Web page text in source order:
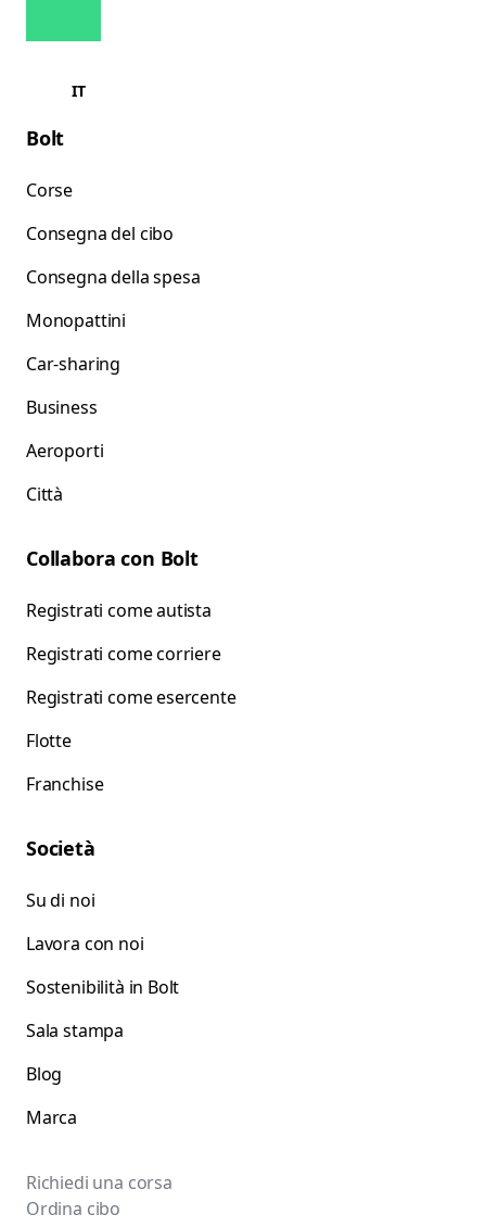
IT
Bolt
Corse
Consegna del cibo
Consegna della spesa
Monopattini
Car-sharing
Business
Aeroporti
Città
Collabora con Bolt
Registrati come autista
Registrati come corriere
Registrati come esercente
Flotte
Franchise
Società
Su di noi
Lavora con noi
Sostenibilità in Bolt
Sala stampa
Blog
Marca
Richiedi una corsa
Ordina cibo